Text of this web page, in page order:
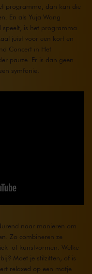
programma, dan kan die
En als Yuja Wang
speelt, is het programma
juist voor een kort en
Concert in Het
pauze. Er is dan geen
symfonie.
naar manieren om
Zo combineren ze
of kunstvormen. Welke
Moet je stilzitten, of is
relaxed op een matje